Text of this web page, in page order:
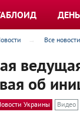
Все новости
об
Украины Видео